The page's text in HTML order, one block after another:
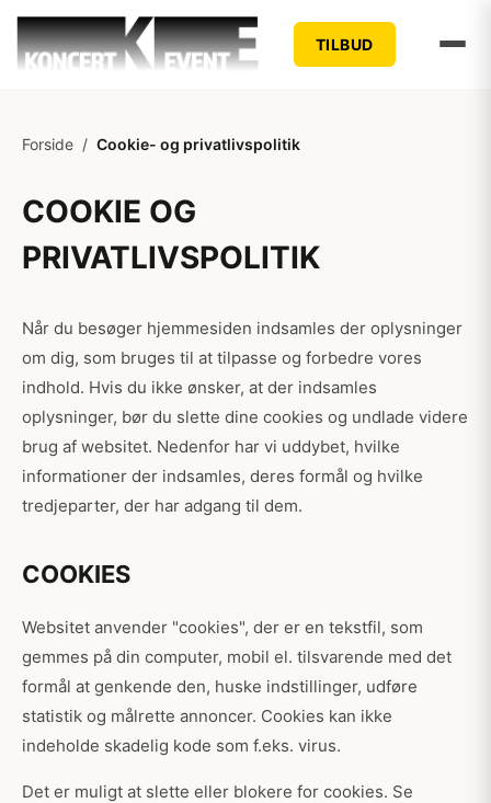
TILBUD
Forside / Cookie- og privatlivspolitik
COOKIE OG
PRIVATLIVSPOLITIK
Når du besøger hjemmesiden indsamles der oplysninger
om dig, som bruges til at tilpasse og forbedre vores
indhold. Hvis du ikke ønsker, at der indsamles
oplysninger, bør du slette dine cookies og undlade videre
brug af websitet. Nedenfor har vi uddybet, hvilke
informationer der indsamles, deres formål og hvilke
tredjeparter, der har adgang til dem.
COOKIES
Websitet anvender "cookies", der er en tekstfil, som
gemmes på din computer, mobil el. tilsvarende med det
formål at genkende den, huske indstillinger, udføre
statistik og målrette annoncer. Cookies kan ikke
indeholde skadelig kode som f.eks. virus.
Det er muligt at slette eller blokere for cookies. Se